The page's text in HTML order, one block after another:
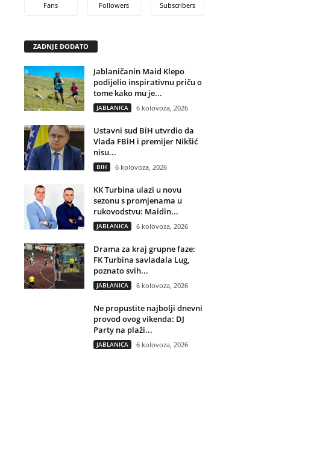
Fans Followers Subscribers
ZADNJE DODATO
Jablaničanin Maid Klepo
podijelio inspirativnu priču o
tome kako mu je...
JABLANICA 6 kolovoza, 2026
Ustavni sud BiH utvrdio da
Vlada FBiH i premijer Nikšić
nisu...
BIH 6 kolovoza, 2026
KK Turbina ulazi u novu
sezonu s promjenama u
rukovodstvu: Maidin...
JABLANICA 6 kolovoza, 2026
Drama za kraj grupne faze:
FK Turbina savladala Lug,
poznato svih...
JABLANICA 6 kolovoza, 2026
Ne propustite najbolji dnevni
provod ovog vikenda: DJ
Party na plaži...
JABLANICA 6 kolovoza, 2026